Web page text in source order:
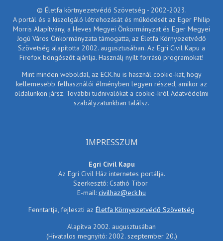
© Életfa körtnyezetvédő Szövetség - 2002-2023.
A portál és a kiszolgáló létrehozását és működését az Eger Philip
Morris Alapítvány, a Heves Megyei Önkormányzat és Eger Megyei
Jogú Város Önkormányzata támogatta, az Életfa Környezetvédő
Szövetség alapította 2002. augusztusában. Az Egri Civil Kapu a
Firefox böngészőt ajánlja. Használj nyílt forrású programokat!
Mint minden weboldal, az ECK.hu is használ cookie-kat, hogy
kellemesebb felhasználói élményben legyen részed, amikor az
oldalunkon jársz. További tudnivalókat a cookie-król Adatvédelmi
szabályzatunkban találsz.
IMPRESSZUM
Egri Civil Kapu
Az Egri Civil Ház internetes portálja.
Szerkesztő: Csathó Tibor
E-mail: civilhaz@eck.hu
Fenntartja, fejleszti az Életfa Környezetvédő Szövetség
Alapítva 2002. augusztusában
(Hivatalos megnyitó: 2002. szeptember 20.)